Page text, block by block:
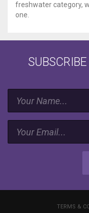
freshwater category,
one.
TERMS &